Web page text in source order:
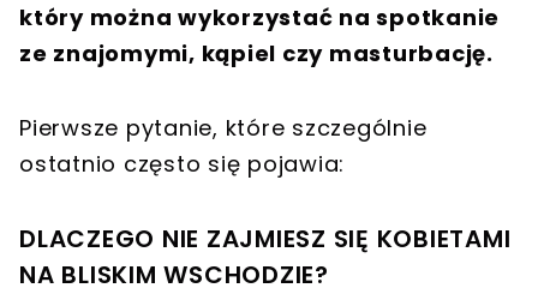
który można wykorzystać na spotkanie
ze znajomymi, kąpiel czy masturbację.
Pierwsze pytanie, które szczególnie
ostatnio często się pojawia:
DLACZEGO NIE ZAJMIESZ SIĘ KOBIETAMI
NA BLISKIM WSCHODZIE?